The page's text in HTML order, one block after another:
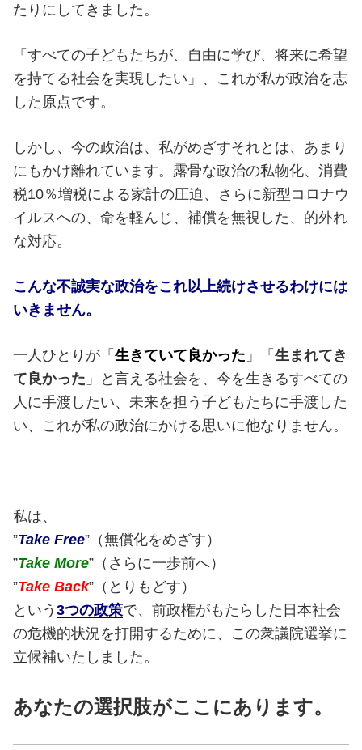
たりにしてきました。
「すべての子どもたちが、自由に学び、将来に希望
を持てる社会を実現したい」、これが私が政治を志
した原点です。
しかし、今の政治は、私がめざすそれとは、あまり
にもかけ離れています。露骨な政治の私物化、消費
税10％増税による家計の圧迫、さらに新型コロナウ
イルスへの、命を軽んじ、補償を無視した、的外れ
な対応。
こんな不誠実な政治をこれ以上続けさせるわけには
いきません。
一人ひとりが「 生きていて良かった 」「 生まれてき
て良かった 」と言える社会を、今を生きるすべての
人に手渡したい、未来を担う子どもたちに手渡した
い、これが私の政治にかける思いに他なりません。
私は、
”Take Free”（無償化をめざす）
”Take More”（さらに一歩前へ）
”Take Back”（とりもどす）
という 3つの政策で、前政権がもたらした日本社会
の危機的状況を打開するために、この衆議院選挙に
立候補いたしました。
あなたの選択肢がここにあります。